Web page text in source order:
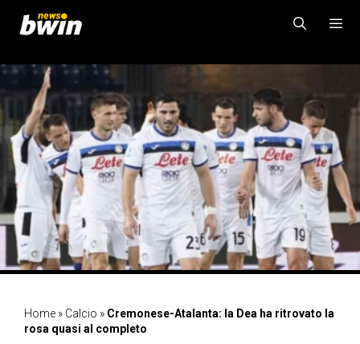
contenuto
Home » Calcio » Cremonese-Atalanta: la Dea ha ritrovato la
rosa quasi al completo